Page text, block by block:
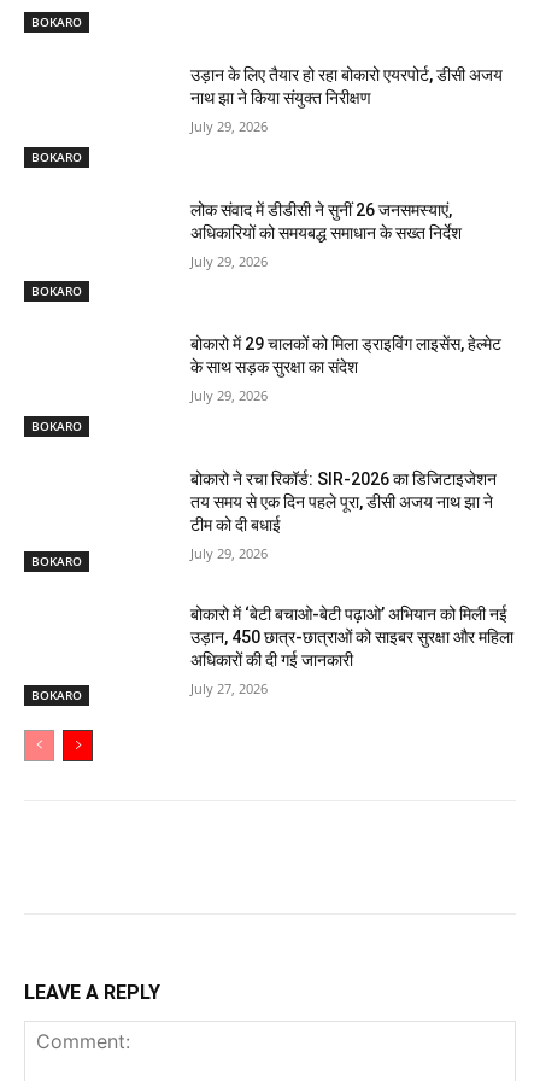
BOKARO
BOKARO
उड़ान के लिए तैयार हो रहा बोकारो एयरपोर्ट, डीसी अजय
नाथ झा ने किया संयुक्त निरीक्षण
July 29, 2026
BOKARO
लोक संवाद में डीडीसी ने सुनीं 26 जनसमस्याएं,
अधिकारियों को समयबद्ध समाधान के सख्त निर्देश
July 29, 2026
BOKARO
बोकारो में 29 चालकों को मिला ड्राइविंग लाइसेंस, हेल्मेट
के साथ सड़क सुरक्षा का संदेश
July 29, 2026
BOKARO
बोकारो ने रचा रिकॉर्ड: SIR-2026 का डिजिटाइजेशन
तय समय से एक दिन पहले पूरा, डीसी अजय नाथ झा ने
टीम को दी बधाई
July 29, 2026
BOKARO
बोकारो में ‘बेटी बचाओ-बेटी पढ़ाओ’ अभियान को मिली नई
उड़ान, 450 छात्र-छात्राओं को साइबर सुरक्षा और महिला
अधिकारों की दी गई जानकारी
July 27, 2026
LEAVE A REPLY